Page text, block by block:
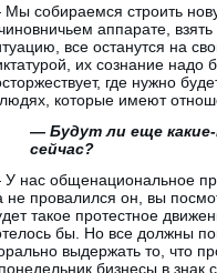
собираемся строить
аппарате,
все останутся на
их сознание надо
где нужно
которые имеют
— Будут ли еще
сейчас?
нас общенациональное
не провалился он, вы
такое протестное
бы. Но все должны
выдержать то, что
бизнесы в знак